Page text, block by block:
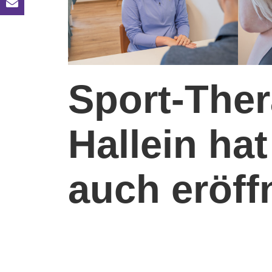
Sport-
Hallein
auch